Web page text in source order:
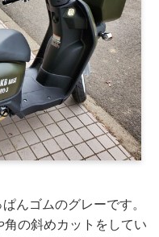
んゴムのグレーです。
の斜めカットをしてい